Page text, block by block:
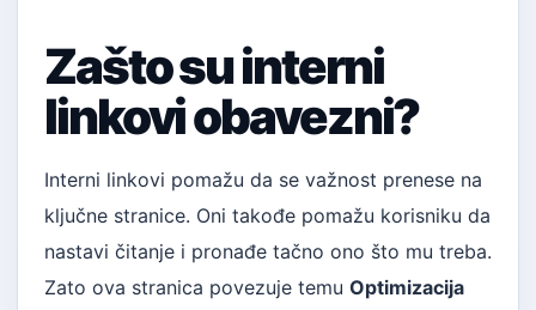
Zašto su interni
linkovi obavezni?
Interni linkovi pomažu da se važnost prenese na
ključne stranice. Oni takođe pomažu korisniku da
nastavi čitanje i pronađe tačno ono što mu treba.
Zato ova stranica povezuje temu Optimizacija